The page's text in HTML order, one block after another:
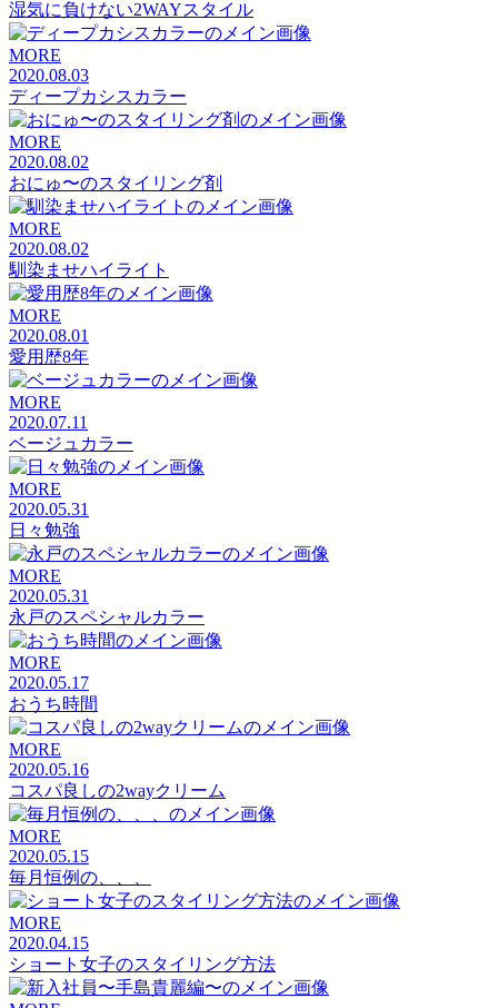
湿気に負けない2WAYスタイル
MORE
2020.08.03
ディープカシスカラー
MORE
2020.08.02
おにゅ〜のスタイリング剤
MORE
2020.08.02
馴染ませハイライト
MORE
2020.08.01
愛用歴8年
MORE
2020.07.11
ベージュカラー
MORE
2020.05.31
日々勉強
MORE
2020.05.31
永戸のスペシャルカラー
MORE
2020.05.17
おうち時間
MORE
2020.05.16
コスパ良しの2wayクリーム
MORE
2020.05.15
毎月恒例の、、、
MORE
2020.04.15
ショート女子のスタイリング方法